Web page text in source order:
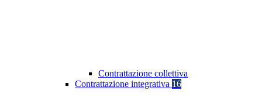
Contrattazione collettiva
Contrattazione integrativa 16